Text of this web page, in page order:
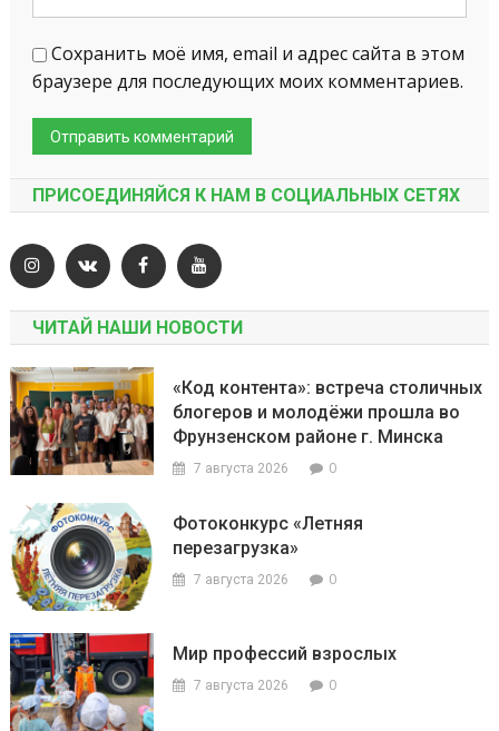
Сохранить моё имя, email и адрес сайта в этом
браузере для последующих моих комментариев.
ПРИСОЕДИНЯЙСЯ К НАМ В СОЦИАЛЬНЫХ СЕТЯХ
ЧИТАЙ НАШИ НОВОСТИ
«Код контента»: встреча столичных
блогеров и молодёжи прошла во
Фрунзенском районе г. Минска
7 августа 2026 0
Фотоконкурс «Летняя
перезагрузка»
7 августа 2026 0
Мир профессий взрослых
7 августа 2026 0